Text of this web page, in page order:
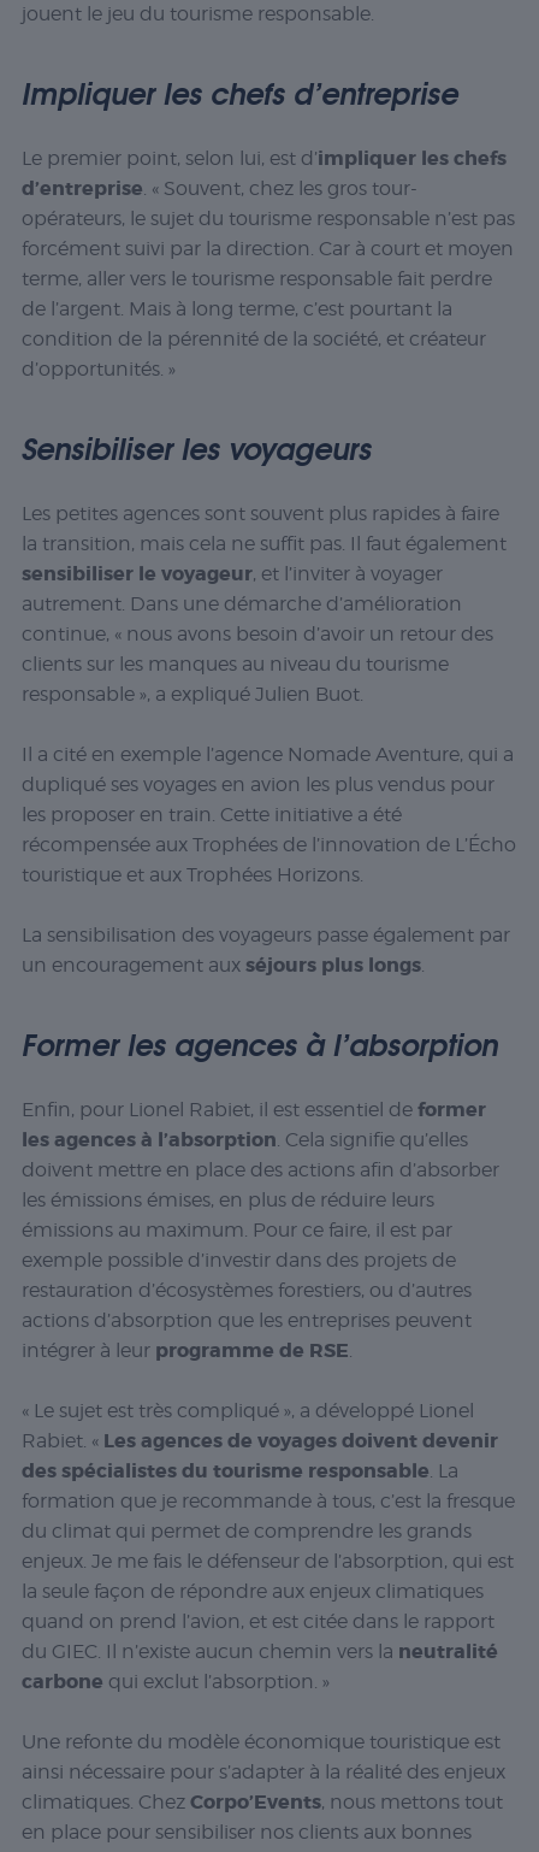
jouent le jeu du tourisme responsable.
Impliquer les chefs d’entreprise
Le premier point, selon lui, est d’impliquer les chefs
d’entreprise « Souvent, chez les gros tour-
opérateurs, le sujet du tourisme responsable n’est pas
forcément suivi par la direction. Car à court et moyen
terme, aller vers le tourisme responsable fait perdre
de l’argent. Mais à long terme, c’est pourtant la
condition de la pérennité de la société, et créateur
d’opportunités. »
Sensibiliser les voyageurs
Les petites agences sont souvent plus rapides à faire
la transition, mais cela ne suffit pas. Il faut également
sensibiliser le voyageur, et l’inviter à voyager
autrement. Dans une démarche d’amélioration
continue, « nous avons besoin d’avoir un retour des
clients sur les manques au niveau du tourisme
responsable », a expliqué Julien Buot.
Il a cité en exemple l’agence Nomade Aventure, qui a
dupliqué ses voyages en avion les plus vendus pour
les proposer en train. Cette initiative a été
récompensée aux Trophées de l’innovation de L’Écho
touristique et aux Trophées Horizons.
La sensibilisation des voyageurs passe également par
un encouragement aux séjours plus longs.
Former les agences à l’absorption
Enfin, pour Lionel Rabiet, il est essentiel de former
les agences à l’absorption . Cela signifie qu’elles
doivent mettre en place des actions afin d’absorber
les émissions émises, en plus de réduire leurs
émissions au maximum. Pour ce faire, il est par
exemple possible d’investir dans des projets de
restauration d’écosystèmes forestiers, ou d’autres
actions d’absorption que les entreprises peuvent
intégrer à leur programme de RSE
« Le sujet est très compliqué », a développé Lionel
Rabiet. « Les agences de voyages doivent devenir
des spécialistes du tourisme responsable . La
formation que je recommande à tous, c’est la fresque
du climat qui permet de comprendre les grands
enjeux. Je me fais le défenseur de l’absorption, qui est
la seule façon de répondre aux enjeux climatiques
quand on prend l’avion, et est citée dans le rapport
du GIEC. Il n’existe aucun chemin vers la neutralité
carbone qui exclut l’absorption. »
Une refonte du modèle économique touristique est
ainsi nécessaire pour s’adapter à la réalité des enjeux
climatiques. Chez Corpo’Events, nous mettons tout
en place pour sensibiliser nos clients aux bonnes